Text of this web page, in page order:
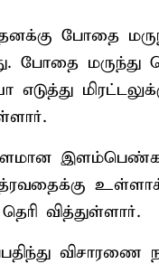
போதை
மருந்து
வித்துள்ளார்.
விசாரணை